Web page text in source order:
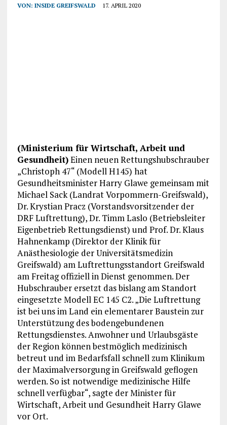
VON: INSIDE GREIFSWALD 17. APRIL 2020
(Ministerium für Wirtschaft, Arbeit und
Gesundheit)Einen neuen Rettungshubschrauber
„Christoph 47“ (Modell H145) hat
Gesundheitsminister Harry Glawe gemeinsam mit
Michael Sack (Landrat Vorpommern-Greifswald),
Dr. Krystian Pracz (Vorstandsvorsitzender der
DRF Luftrettung), Dr. Timm Laslo (Betriebsleiter
Eigenbetrieb Rettungsdienst) und Prof. Dr. Klaus
Hahnenkamp (Direktor der Klinik für
Anästhesiologie der Universitätsmedizin
Greifswald) am Luftrettungsstandort Greifswald
am Freitag offiziell in Dienst genommen. Der
Hubschrauber ersetzt das bislang am Standort
eingesetzte Modell EC 145 C2. „Die Luftrettung
ist bei uns im Land ein elementarer Baustein zur
Unterstützung des bodengebundenen
Rettungsdienstes. Anwohner und Urlaubsgäste
der Region können bestmöglich medizinisch
betreut und im Bedarfsfall schnell zum Klinikum
der Maximalversorgung in Greifswald geflogen
werden. So ist notwendige medizinische Hilfe
schnell verfügbar“, sagte der Minister für
Wirtschaft, Arbeit und Gesundheit Harry Glawe
vor Ort.